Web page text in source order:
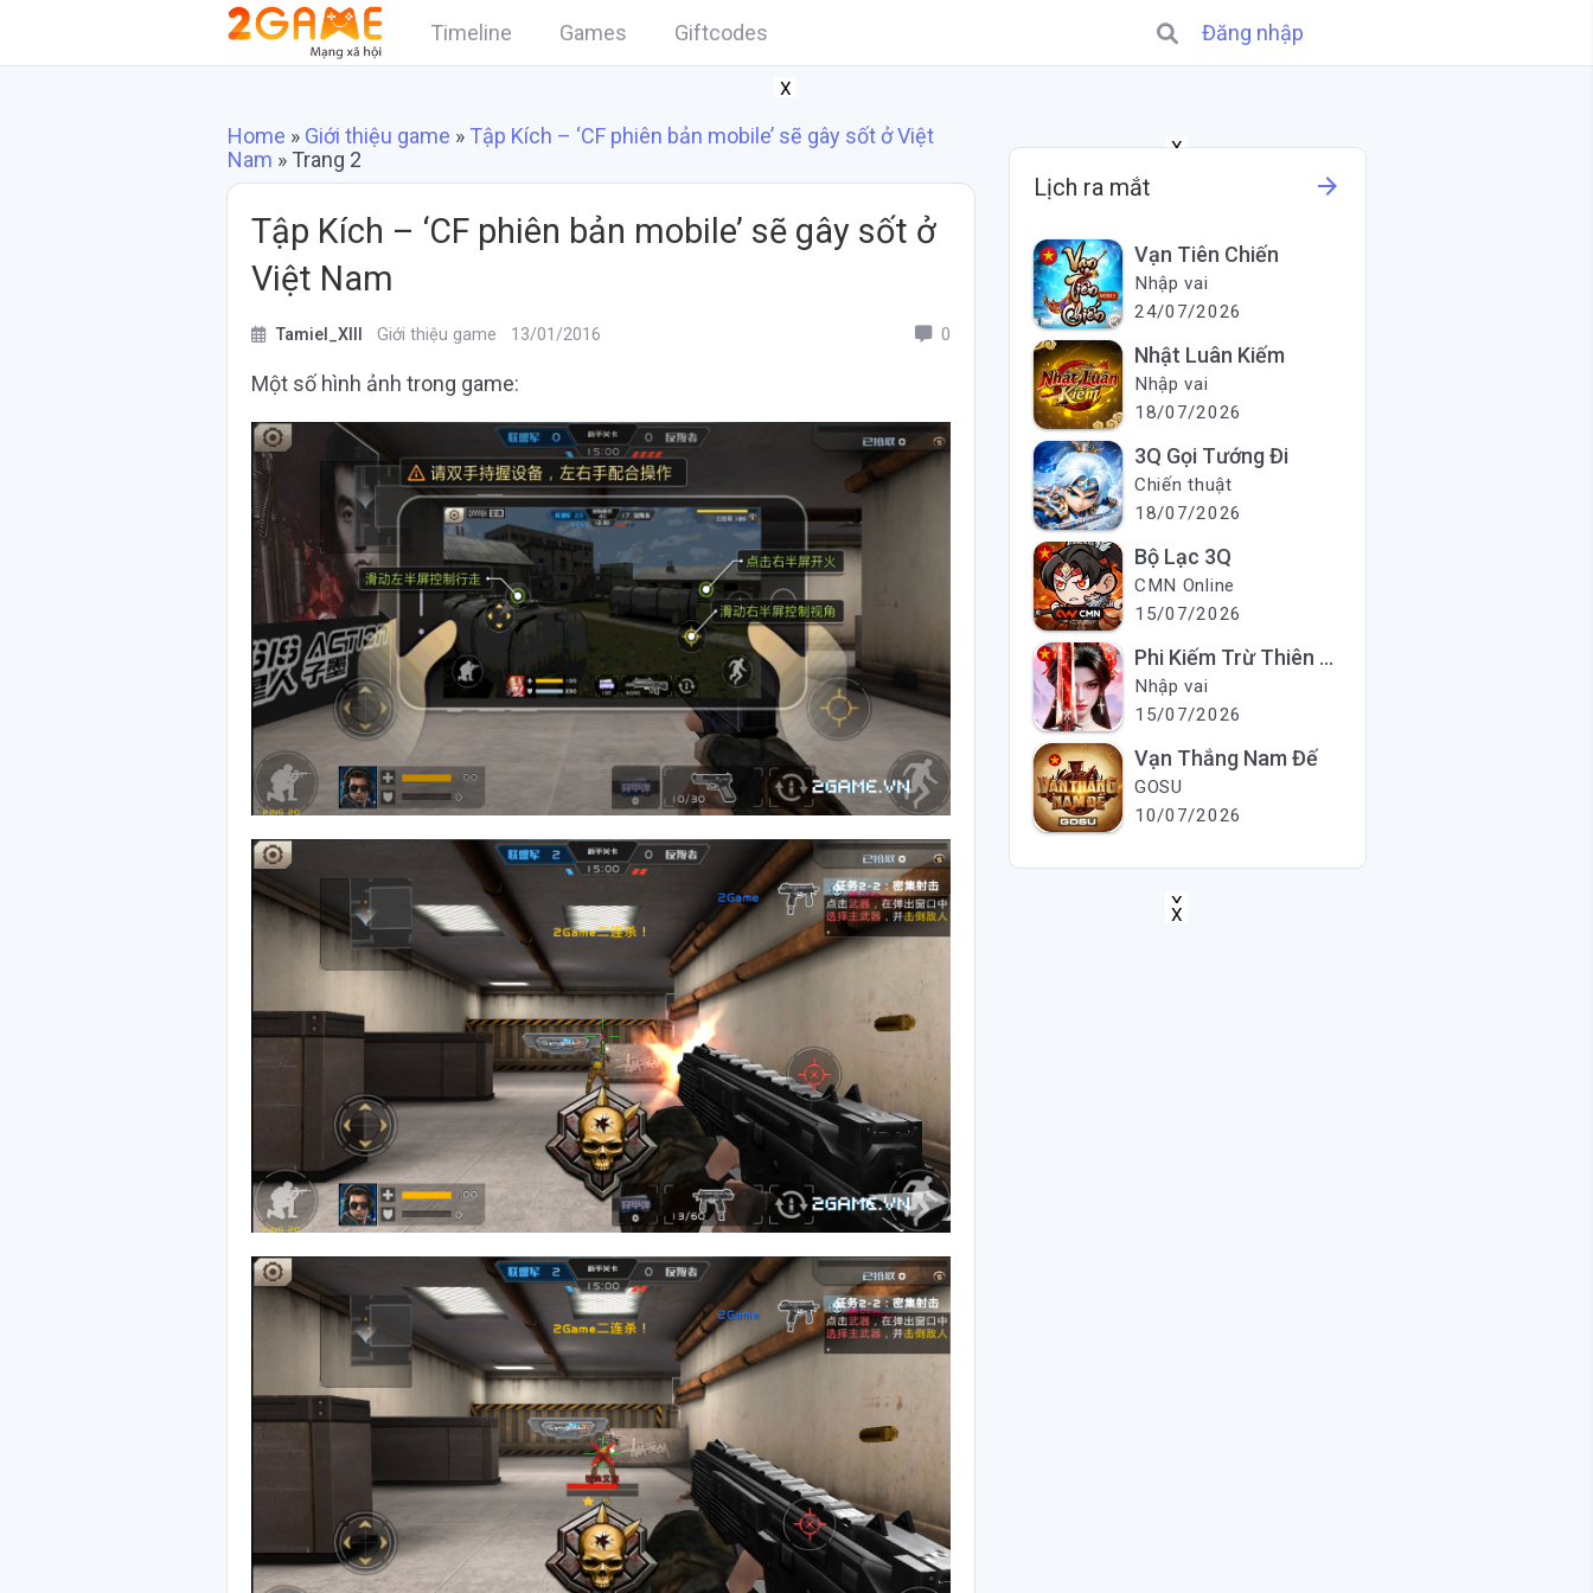
Timeline Games Giftcodes Đăng nhập
X
X
Lịch ra mắt arrow_forward
Vạn Tiên Chiến
Nhập vai
24/07/2026
Nhật Luân Kiếm
Nhập vai
18/07/2026
3Q Gọi Tướng Đi
Chiến thuật
18/07/2026
Bộ Lạc 3Q
CMN Online
15/07/2026
Phi Kiếm Trừ Thiên Ma
Nhập vai
15/07/2026
Vạn Thắng Nam Đế
GOSU
10/07/2026
X
X
Home » Giới thiệu game » Tập Kích – ‘CF phiên bản mobile’ sẽ gây sốt ở Việt
Nam » Trang 2
Tập Kích – ‘CF phiên bản mobile’ sẽ gây sốt ở
Việt Nam
Tamiel_XIII Giới thiệu game 13/01/2016 0
Một số hình ảnh trong game: